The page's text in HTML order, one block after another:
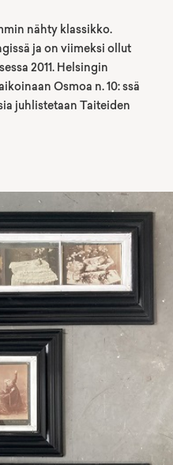
nähty klassikko.
ja on viimeksi ollut
2011. Helsingin
Osmoa n. 10: ssä
juhlistetaan Taiteiden